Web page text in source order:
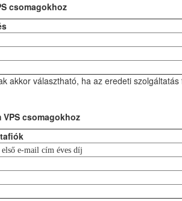
csomagokhoz
akkor választható, ha az eredeti
VPS csomagokhoz
e-mail cím éves díj